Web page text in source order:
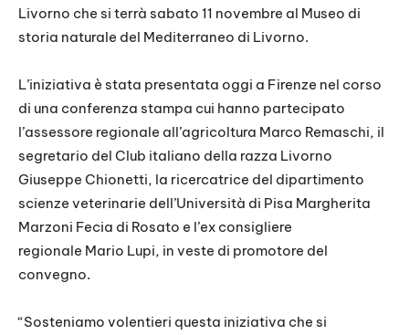
Livorno che si terrà sabato 11 novembre al Museo di
storia naturale del Mediterraneo di Livorno.
L’iniziativa è stata presentata oggi a Firenze nel corso
di una conferenza stampa cui hanno partecipato
l’assessore regionale all’agricoltura Marco Remaschi, il
segretario del Club italiano della razza Livorno
Giuseppe Chionetti, la ricercatrice del dipartimento
scienze veterinarie dell’Università di Pisa Margherita
Marzoni Fecia di Rosato e l’ex consigliere
regionale Mario Lupi, in veste di promotore del
convegno.
“Sosteniamo volentieri questa iniziativa che si